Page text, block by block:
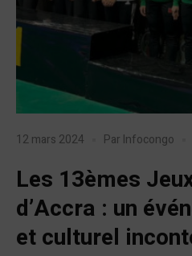
12 mars 2024 Par Infocongo
Les 13èmes
d’Accra : un
et culturel